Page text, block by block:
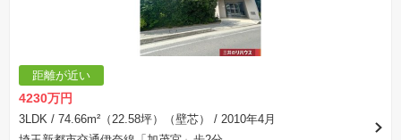
距離が近い
4230万円
3LDK / 74.66m²（22.58坪）（壁芯）
/ 2010年4月